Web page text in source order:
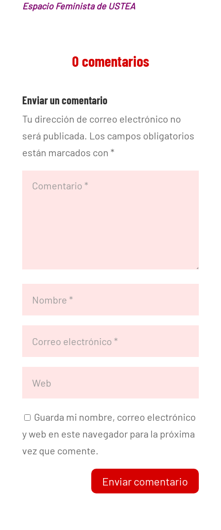
Espacio Feminista de USTEA
0 comentarios
Enviar un comentario
Tu dirección de correo electrónico no
será publicada. Los campos obligatorios
están marcados con *
Guarda mi nombre, correo electrónico
y web en este navegador para la próxima
vez que comente.
Enviar comentario